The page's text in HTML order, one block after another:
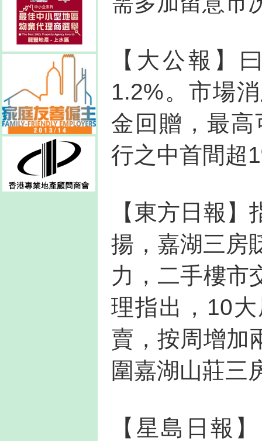
【大公報】
1.2%。市場
金回贈，最
行之中首間超
【東方日報
揚，嘉湖三房
力，二手樓市
理指出，10
賣，按周增加
圍嘉湖山莊三
【星島日報